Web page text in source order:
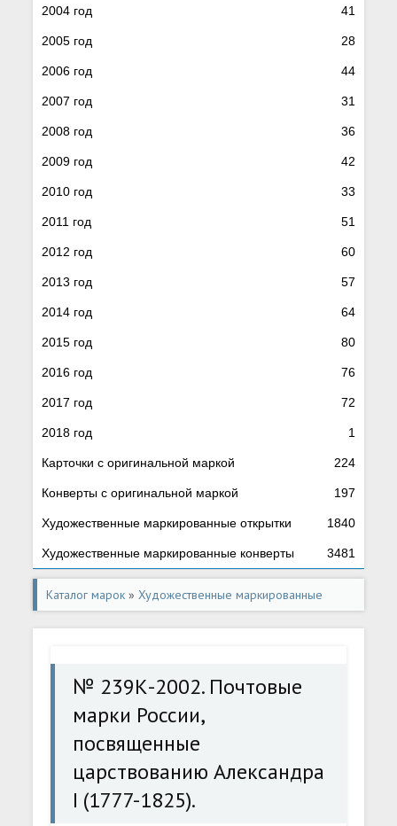
2004 год 41
2005 год 28
2006 год 44
2007 год 31
2008 год 36
2009 год 42
2010 год 33
2011 год 51
2012 год 60
2013 год 57
2014 год 64
2015 год 80
2016 год 76
2017 год 72
2018 год 1
Карточки с оригинальной маркой 224
Конверты с оригинальной маркой 197
Художественные маркированные открытки 1840
Художественные маркированные конверты 3481
Каталог марок »Художественные маркированные
конверты» № 239К-2002. Почтовые марки России,
№ 239К-2002. Почтовые
марки России,
посвященные
царствованию Александра
I (1777-1825).